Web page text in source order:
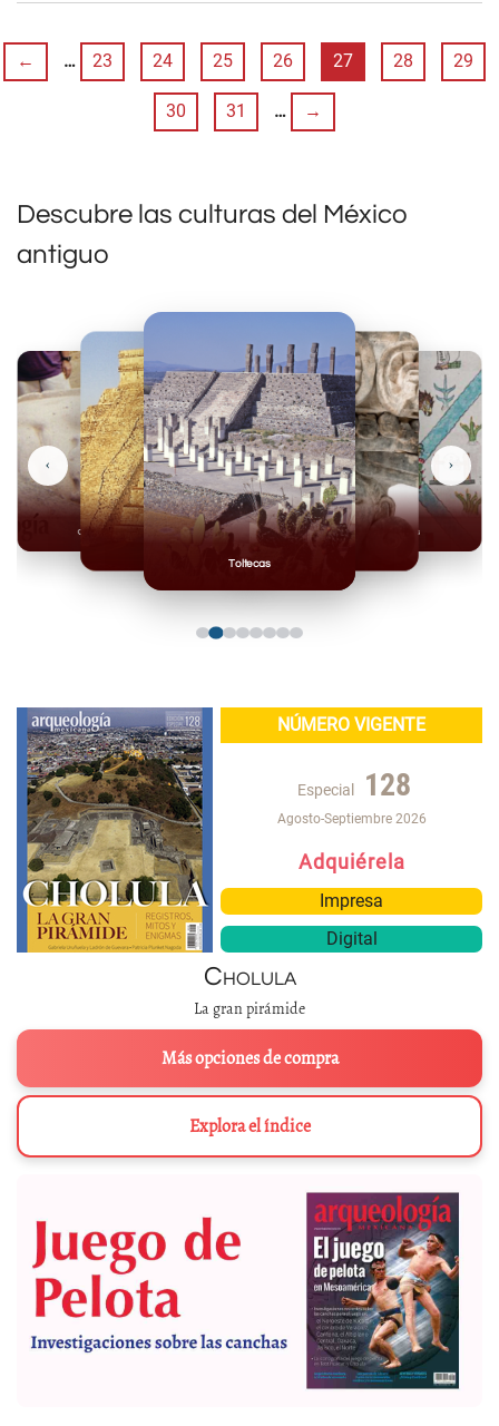
← … 23 24 25 26 27 28 29
30 31 … →
Descubre las culturas del México
antiguo
Toltecas
Mexicas
Olmecas
‹ ›
NÚMERO VIGENTE
Especial 128
Agosto-Septiembre 2026
Adquiérela
Impresa
Digital
Cholula
La gran pirámide
Más opciones de compra
Explora el índice